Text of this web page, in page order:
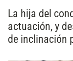
La hija del
actuación, y
de inclinación